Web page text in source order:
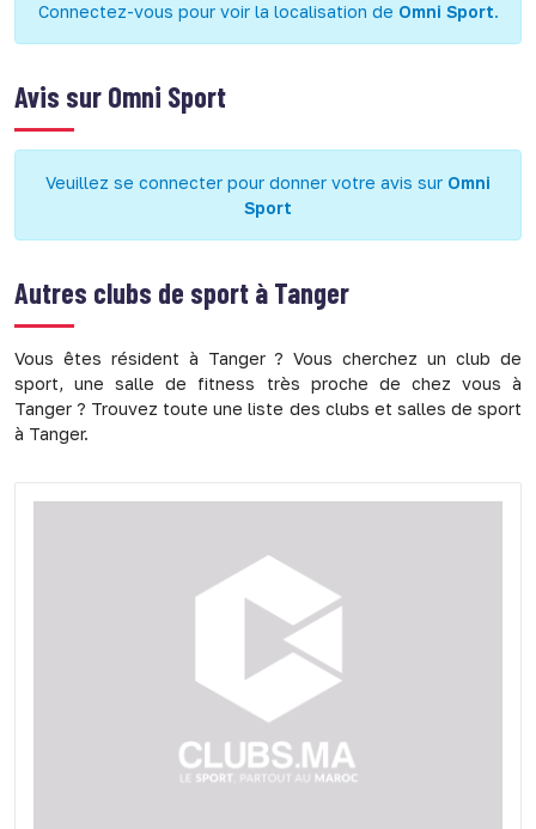
Connectez-vous pour voir la localisation de Omni Sport.
Avis sur Omni Sport
Veuillez se connecter pour donner votre avis sur Omni
Sport
Autres clubs de sport à Tanger
Vous êtes résident à Tanger ? Vous cherchez un club de
sport, une salle de fitness très proche de chez vous à
Tanger ? Trouvez toute une liste des clubs et salles de sport
à Tanger.